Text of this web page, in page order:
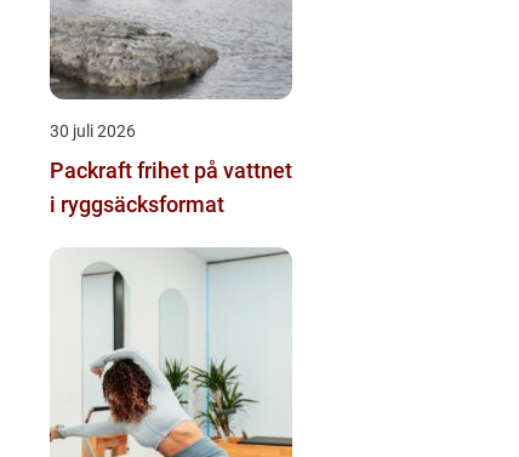
30 juli 2026
Packraft frihet på vattnet
i ryggsäcksformat